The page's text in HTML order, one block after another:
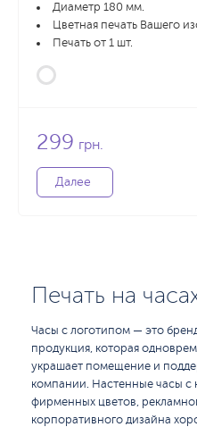
Диаметр 180 мм.
Цветная печать Вашего
Печать от 1 шт.
299 грн.
Далее
Печать на
Часы с логотипом — это
продукция, которая
украшает помещение и
компании. Настенные часы с
фирменных цветов,
корпоративного дизайна